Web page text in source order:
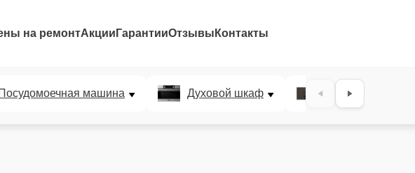
на ремонтАкции ГарантииОтзывы Контакты
Посудомоечная машина Духовой шкаф Варочная